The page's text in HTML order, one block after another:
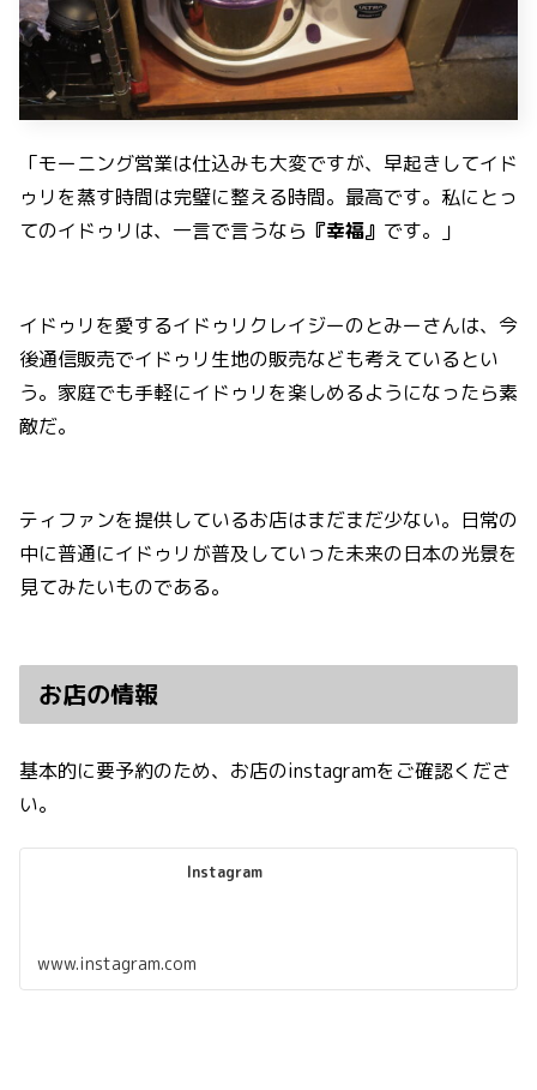
「モーニング営業は仕込みも大変ですが、早起きしてイド
ゥリを蒸す時間は完璧に整える時間。最高です。私にとっ
てのイドゥリは、一言で言うなら 『幸福』 です。」
イドゥリを愛するイドゥリクレイジーのとみーさんは、今
後通信販売でイドゥリ生地の販売なども考えているとい
う。家庭でも手軽にイドゥリを楽しめるようになったら素
敵だ。
ティファンを提供しているお店はまだまだ少ない。日常の
中に普通にイドゥリが普及していった未来の日本の光景を
見てみたいものである。
お店の情報
基本的に要予約のため、お店のinstagramをご確認くださ
い。
Instagram
www.instagram.com